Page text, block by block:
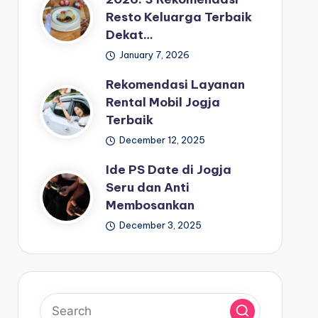
Resto Keluarga Terbaik
Dekat…
January 7, 2026
Rekomendasi Layanan
Rental Mobil Jogja
Terbaik
December 12, 2025
Ide PS Date di Jogja
Seru dan Anti
Membosankan
December 3, 2025